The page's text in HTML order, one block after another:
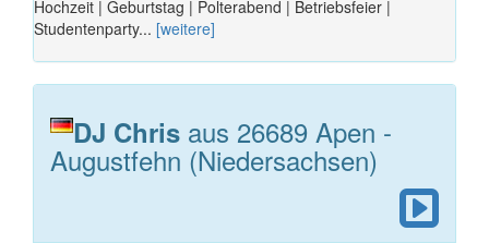
Hochzeit | Geburtstag | Polterabend | Betriebsfeier |
Studentenparty... [weitere]
DJ Chris aus 26689 Apen -
Augustfehn (Niedersachsen)